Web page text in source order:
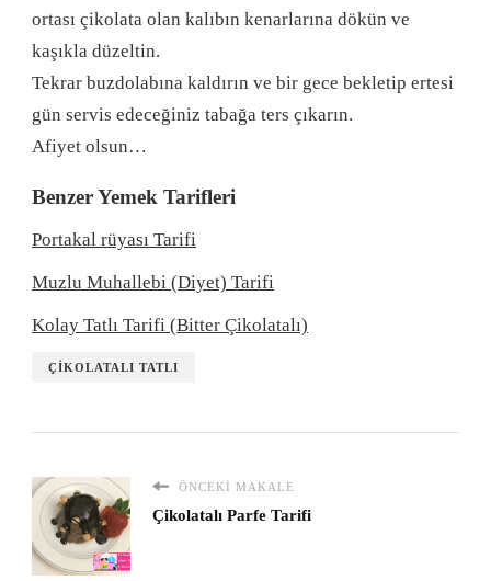
ortası çikolata olan kalıbın kenarlarına dökün ve
kaşıkla düzeltin.
Tekrar buzdolabına kaldırın ve bir gece bekletip ertesi
gün servis edeceğiniz tabağa ters çıkarın.
Afiyet olsun…
Benzer Yemek Tarifleri
Portakal rüyası Tarifi
Muzlu Muhallebi (Diyet) Tarifi
Kolay Tatlı Tarifi (Bitter Çikolatalı)
ÇIKOLATALI TATLI
ÖNCEKI MAKALE
Çikolatalı Parfe Tarifi